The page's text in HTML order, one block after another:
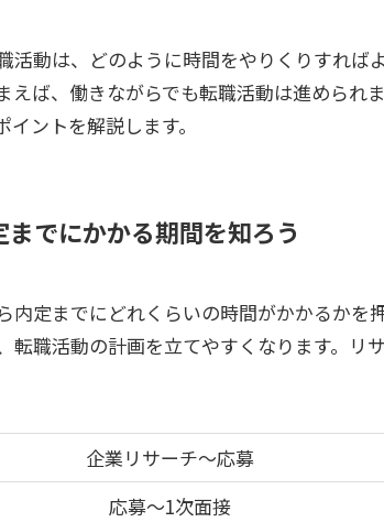
活動は、どのように時間をやりくりすれば
えば、働きながらでも転職活動は進められ
ントを解説します。
でにかかる期間を知ろう
内定までにどれくらいの時間がかかるかを
転職活動の計画を立てやすくなります。リ
企業リサーチ〜応募
応募〜1次面接